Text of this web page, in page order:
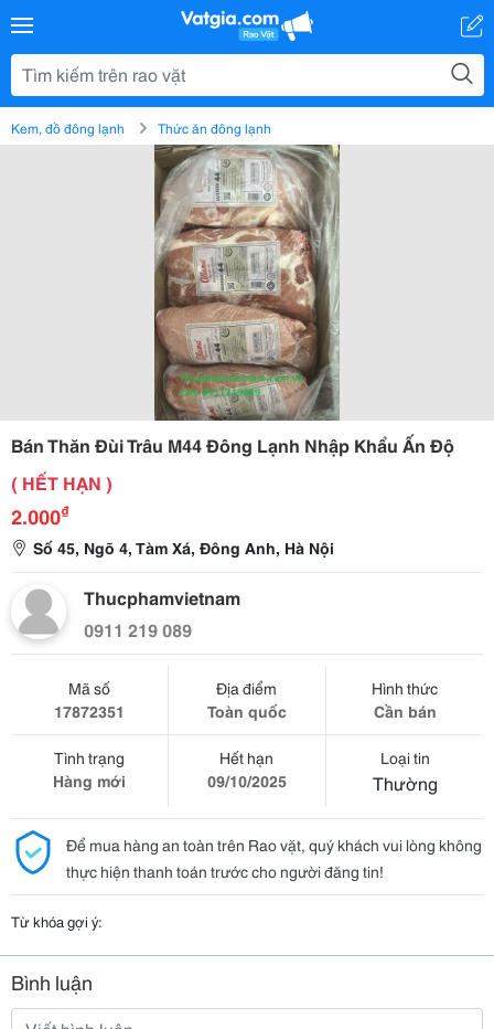
Kem, đồ đông lạnh Thức ăn đông lạnh
Bán Thăn Đùi Trâu M44 Đông Lạnh Nhập Khẩu Ấn Độ
( HẾT HẠN )
2.000₫
Số 45, Ngõ 4, Tàm Xá, Đông Anh, Hà Nội
Thucphamvietnam
0911 219 089
Mã số
17872351
Địa điểm
Toàn quốc
Hình thức
Cần bán
Tình trạng
Hàng mới
Hết hạn
09/10/2025
Loại tin
Thường
Để mua hàng an toàn trên Rao vặt, quý khách vui lòng không
thực hiện thanh toán trước cho người đăng tin!
Từ khóa gợi ý:
Bình luận